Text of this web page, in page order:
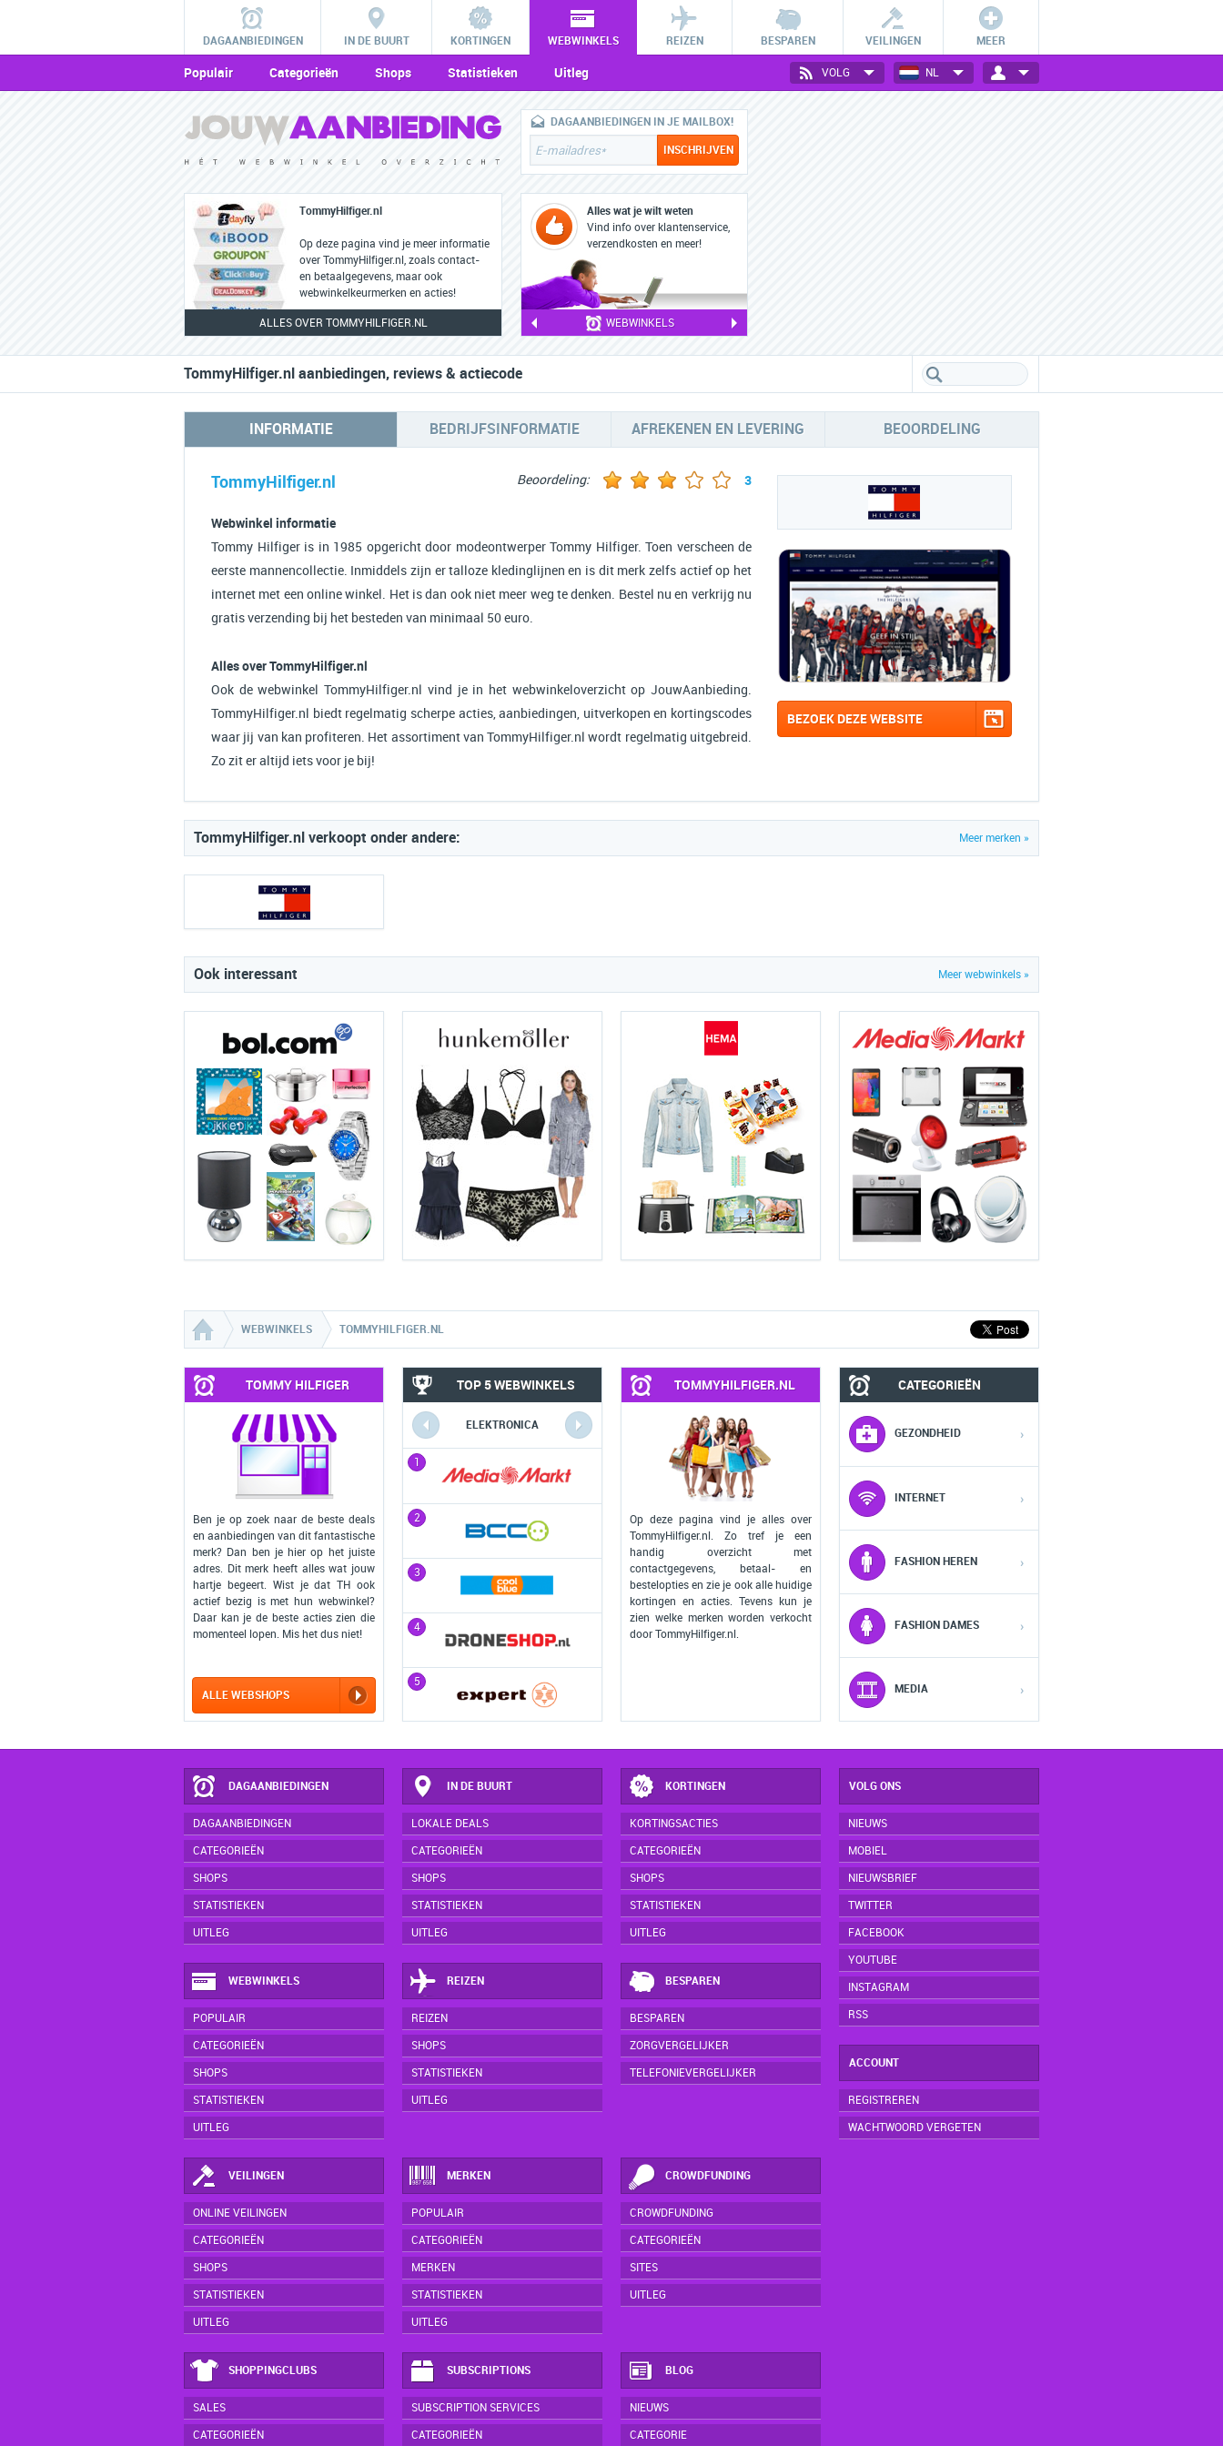
DAGAANBIEDINGEN IN DE BUURT KORTINGEN WEBWINKELS REIZEN BESPAREN VEILINGEN MEER
Populair Categorieën Shops Statistieken Uitleg NL
VOLG
TommyHilfiger.nl
Op deze pagina vind je meer informatie
over TommyHilfiger.nl, zoals contact-
en betaalgegevens, maar ook
webwinkelkeurmerken en acties!
ALLES OVER TOMMYHILFIGER.NL
DAGAANBIEDINGEN IN JE MAILBOX!
Alles wat je wilt weten
Vind info over klantenservice,
verzendkosten en meer!
WEBWINKELS
TommyHilfiger.nl aanbiedingen, reviews & actiecode
INFORMATIE BEDRIJFSINFORMATIE AFREKENEN EN LEVERING BEOORDELING
TommyHilfiger.nl Beoordeling: 3
Webwinkel informatie
Tommy Hilfiger is in 1985 opgericht door modeontwerper Tommy Hilfiger. Toen verscheen de
eerste mannencollectie. Inmiddels zijn er talloze kledinglijnen en is dit merk zelfs actief op het
internet met een online winkel. Het is dan ook niet meer weg te denken. Bestel nu en verkrijg nu
gratis verzending bij het besteden van minimaal 50 euro.
Alles over TommyHilfiger.nl
Ook de webwinkel TommyHilfiger.nl vind je in het webwinkeloverzicht op JouwAanbieding.
TommyHilfiger.nl biedt regelmatig scherpe acties, aanbiedingen, uitverkopen en kortingscodes
waar jij van kan profiteren. Het assortiment van TommyHilfiger.nl wordt regelmatig uitgebreid.
Zo zit er altijd iets voor je bij!
BEZOEK DEZE WEBSITE
Meer merken »
TommyHilfiger.nl verkoopt onder andere:
Meer webwinkels »
Ook interessant
WEBWINKELS TOMMYHILFIGER.NL
TOMMY HILFIGER
Ben je op zoek naar de beste deals
en aanbiedingen van dit fantastische
merk? Dan ben je hier op het juiste
adres. Dit merk heeft alles wat jouw
hartje begeert. Wist je dat TH ook
actief bezig is met hun webwinkel?
Daar kan je de beste acties zien die
momenteel lopen. Mis het dus niet!
ALLE WEBSHOPS
TOP 5 WEBWINKELS
ELEKTRONICA
1
2
3
4
5
COMPUTERS MOBIEL
2
3
TOMMYHILFIGER.NL
Op deze pagina vind je alles over
TommyHilfiger.nl. Zo tref je een
handig overzicht met
contactgegevens, betaal- en
bestelopties en zie je ook alle huidige
kortingen en acties. Tevens kun je
zien welke merken worden verkocht
door TommyHilfiger.nl.
CATEGORIEËN
GEZONDHEID ›
INTERNET ›
FASHION HEREN ›
FASHION DAMES ›
MEDIA ›
DAGAANBIEDINGEN
DAGAANBIEDINGEN
CATEGORIEËN
SHOPS
STATISTIEKEN
UITLEG
IN DE BUURT
LOKALE DEALS
CATEGORIEËN
SHOPS
STATISTIEKEN
UITLEG
KORTINGEN
KORTINGSACTIES
CATEGORIEËN
SHOPS
STATISTIEKEN
UITLEG
WEBWINKELS
POPULAIR
CATEGORIEËN
SHOPS
STATISTIEKEN
UITLEG
REIZEN
REIZEN
SHOPS
STATISTIEKEN
UITLEG
BESPAREN
BESPAREN
ZORGVERGELIJKER
TELEFONIEVERGELIJKER
VEILINGEN
ONLINE VEILINGEN
CATEGORIEËN
SHOPS
STATISTIEKEN
UITLEG
MERKEN
POPULAIR
CATEGORIEËN
MERKEN
STATISTIEKEN
UITLEG
CROWDFUNDING
CROWDFUNDING
CATEGORIEËN
SITES
UITLEG
SHOPPINGCLUBS
SALES
CATEGORIEËN
SUBSCRIPTIONS
SUBSCRIPTION SERVICES
CATEGORIEËN
BLOG
NIEUWS
CATEGORIE
VOLG ONS
NIEUWS
MOBIEL
NIEUWSBRIEF
TWITTER
FACEBOOK
YOUTUBE
INSTAGRAM
RSS
ACCOUNT
REGISTREREN
WACHTWOORD VERGETEN